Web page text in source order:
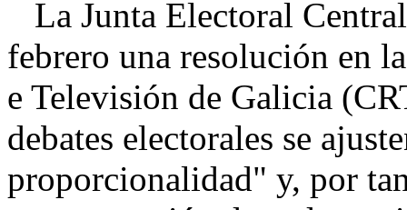
La Junta Electoral
febrero una resolución en
e Televisión de Galicia
debates electorales se
proporcionalidad" y, por